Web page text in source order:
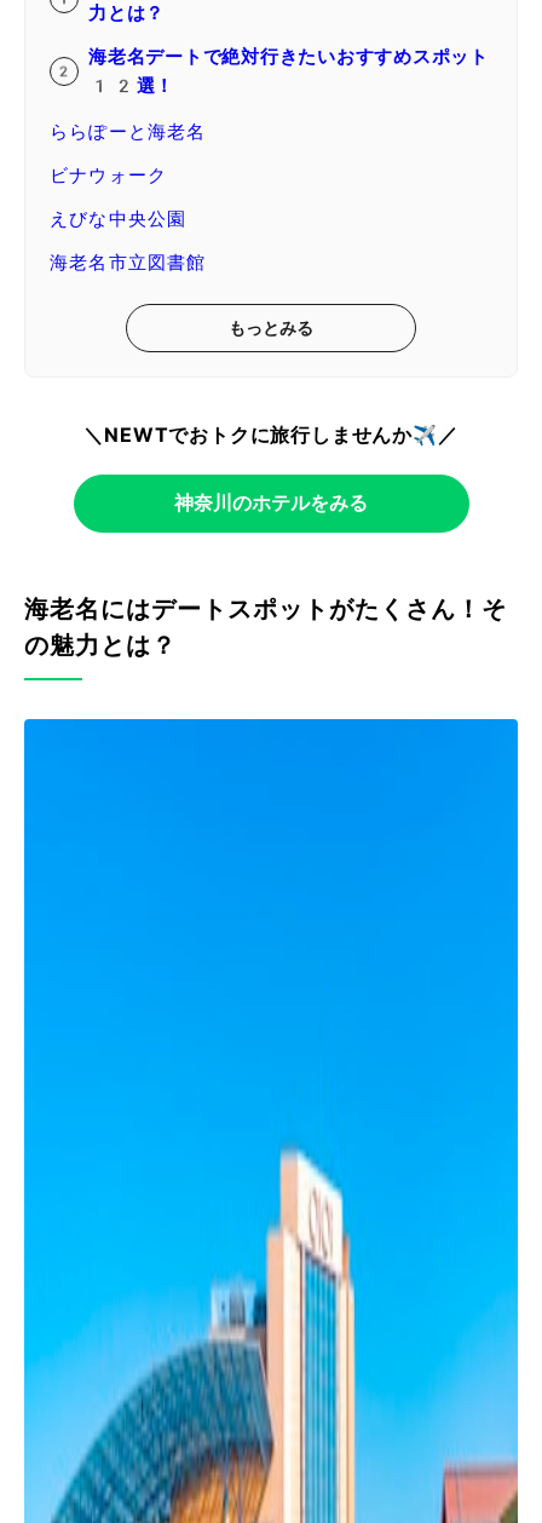
力とは？
海老名デートで絶対行きたいおすすめスポット
12選！
ららぽーと海老名
ビナウォーク
えびな中央公園
海老名市立図書館
もっとみる
＼NEWTでおトクに旅行しませんか✈️／
神奈川のホテルをみる
海老名にはデートスポットがたくさん！そ
の魅力とは？